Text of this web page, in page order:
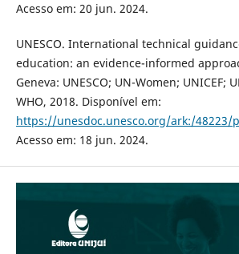
Acesso em: 20 jun. 2024.
UNESCO. International technical
education: an evidence-informed
Geneva: UNESCO; UN-Women; UNICEF;
WHO, 2018. Disponível em:
https://unesdoc.unesco.org/ark:/48223/
Acesso em: 18 jun. 2024.